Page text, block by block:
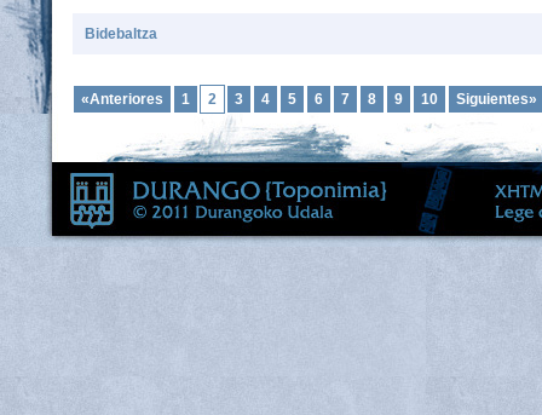
Bidebaltza
«Anteriores 1 2 3 4 5 6 7 8 9 10 Siguientes»